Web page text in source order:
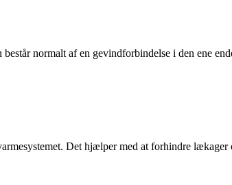
normalt af en gevindforbindelse i den ene
Det hjælper med at forhindre